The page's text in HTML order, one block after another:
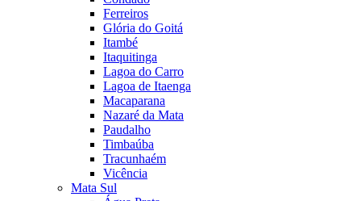
Ferreiros
Glória do Goitá
Itambé
Itaquitinga
Lagoa do Carro
Lagoa de Itaenga
Macaparana
Nazaré da Mata
Paudalho
Timbaúba
Tracunhaém
Vicência
Mata Sul